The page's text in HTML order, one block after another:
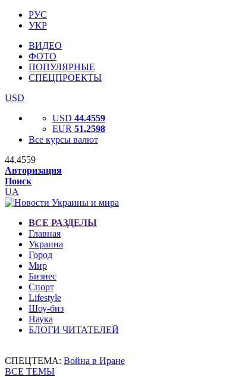
РУС
УКР
ВИДЕО
ФОТО
ПОПУЛЯРНЫЕ
СПЕЦПРОЕКТЫ
USD
USD 44.4559
EUR 51.2598
Все курсы валют
44.4559
Авторизация
Поиск
UA
ВСЕ РАЗДЕЛЫ
Главная
Украина
Город
Мир
Бизнес
Спорт
Lifestyle
Шоу-биз
Наука
БЛОГИ ЧИТАТЕЛЕЙ
СПЕЦТЕМА: Война в Иране
ВСЕ ТЕМЫ